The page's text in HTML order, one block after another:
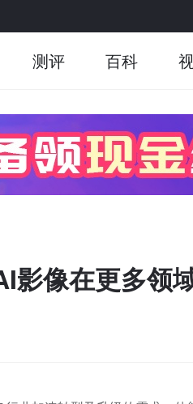
测评 百科
影像在更多领